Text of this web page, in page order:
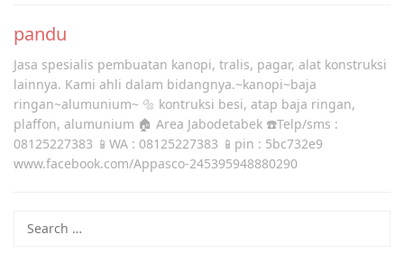
pandu
Jasa spesialis pembuatan kanopi, tralis, pagar, alat konstruksi
lainnya. Kami ahli dalam bidangnya.~kanopi~baja
ringan~alumunium~ 🔩 kontruksi besi, atap baja ringan,
plaffon, alumunium 🏠 Area Jabodetabek ☎️Telp/sms :
08125227383 📱WA : 08125227383 📱pin : 5bc732e9
www.facebook.com/Appasco-245395948880290
for: